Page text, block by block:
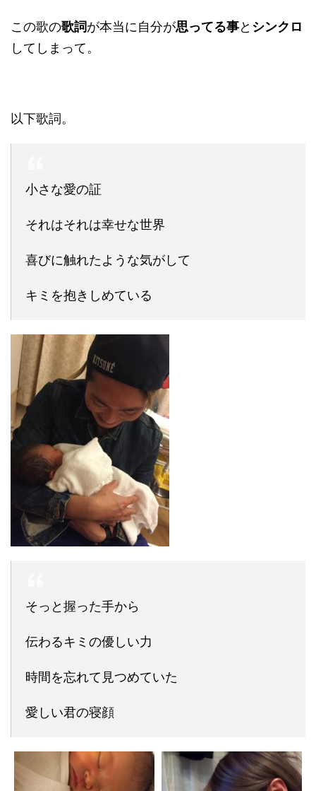
この歌の歌詞が本当に自分が思ってる事と シンクロ
してしまって。
以下歌詞。
小さな愛の証
それはそれは幸せな世界
喜びに触れたような気がして
キミを抱きしめている
そっと握った手から
伝わるキミの優しい力
時間を忘れて見つめていた
愛しい君の寝顔